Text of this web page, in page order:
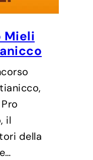
Mieli
il
della